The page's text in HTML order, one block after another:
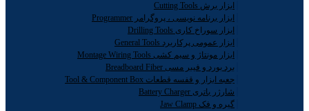
ابزار برش Cutting Tools
ابزار برنامه نویسی ، پروگرامر Programmer
ابزار سوراخ کاری Drilling Tools
ابزار عمومی پرکاربرد General Tools
ابزار مونتاژ و سیم کشی Montage Wiring Tools
برد بورد و فیبر مسی Breadboard Fiber
جعبه ابزار و قفسه قطعات Tool & Component Box
شارژر باتری Battery Charger
گیره و فک Jaw Clamp